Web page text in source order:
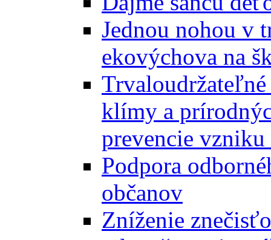
Jednou nohou v
ekovýchova na
klímy a
prevencie vzniku
Podpora
občanov
Zníženie